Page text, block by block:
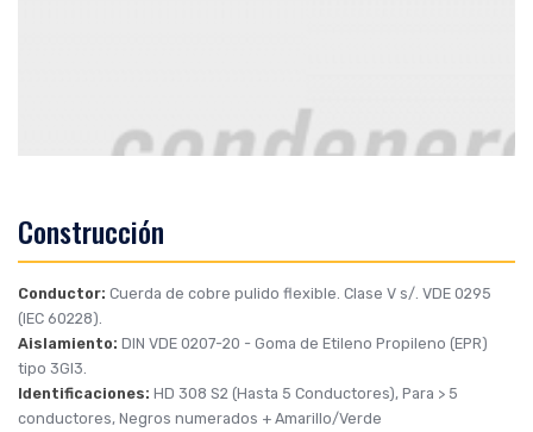
Construcción
Conductor: Cuerda de cobre pulido flexible. Clase V s/. VDE 0295
(IEC 60228).
Aislamiento: DIN VDE 0207-20 - Goma de Etileno Propileno (EPR)
tipo 3GI3.
Identificaciones: HD 308 S2 (Hasta 5 Conductores), Para > 5
conductores, Negros numerados + Amarillo/Verde